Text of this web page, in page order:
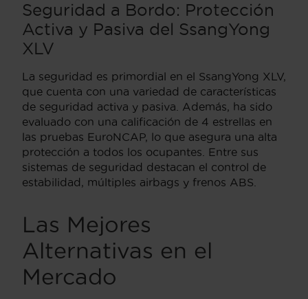
Seguridad a Bordo: Protección
Activa y Pasiva del SsangYong
XLV
La seguridad es primordial en el SsangYong XLV,
que cuenta con una variedad de características
de seguridad activa y pasiva. Además, ha sido
evaluado con una calificación de 4 estrellas en
las pruebas EuroNCAP, lo que asegura una alta
protección a todos los ocupantes. Entre sus
sistemas de seguridad destacan el control de
estabilidad, múltiples airbags y frenos ABS.
Las Mejores
Alternativas en el
Mercado